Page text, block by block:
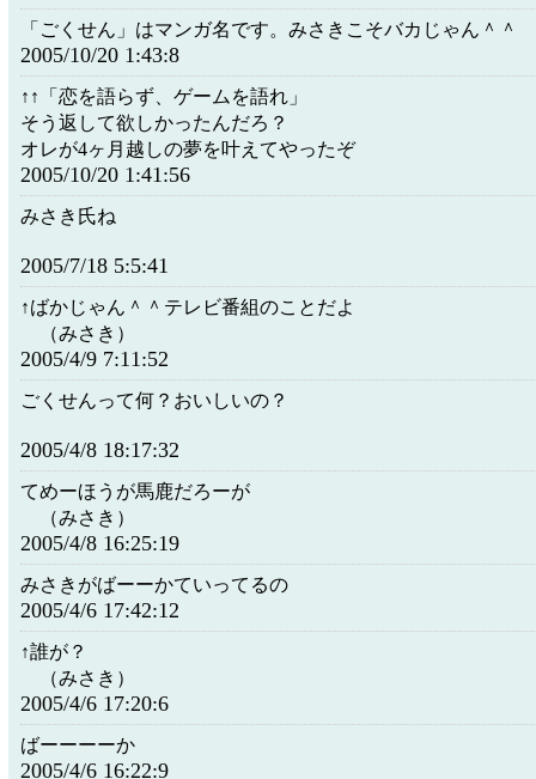
「ごくせん」はマンガ名です。みさきこそバカじゃん＾＾
2005/10/20 1:43:8
↑↑「恋を語らず、ゲームを語れ」
そう返して欲しかったんだろ？
オレが4ヶ月越しの夢を叶えてやったぞ
2005/10/20 1:41:56
みさき氏ね
2005/7/18 5:5:41
↑ばかじゃん＾＾テレビ番組のことだよ
（みさき）
2005/4/9 7:11:52
ごくせんって何？おいしいの？
2005/4/8 18:17:32
てめーほうが馬鹿だろーが
（みさき）
2005/4/8 16:25:19
みさきがばーーかていってるの
2005/4/6 17:42:12
↑誰が？
（みさき）
2005/4/6 17:20:6
ばーーーーか
2005/4/6 16:22:9